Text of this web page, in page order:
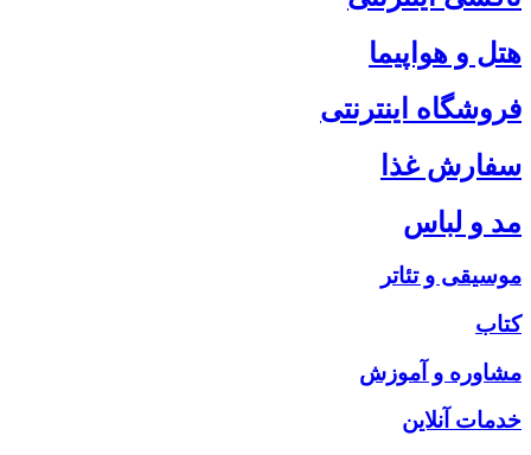
هتل و هواپیما
فروشگاه اینترنتی
سفارش غذا
مد و لباس
موسیقی و تئاتر
کتاب
مشاوره و آموزش
خدمات آنلاین